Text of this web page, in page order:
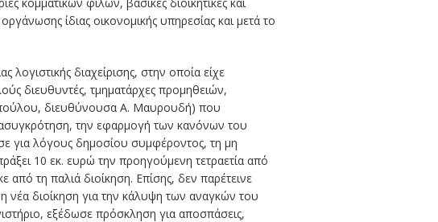
ίδιας οικονομικής υπηρεσίας και μετά το
λογιστικής διαχείρισης, στην οποία είχε
διευθυντές, τμηματάρχες προμηθειών,
διευθύνουσα Α. Μαυρουδή) που
την εφαρμογή των κανόνων του
για λόγους δημοσίου συμφέροντος, τη μη
10 εκ. ευρώ την προηγούμενη τετραετία από
τη παλιά διοίκηση. Επίσης, δεν παρέτεινε
νέα διοίκηση για την κάλυψη των αναγκών του
εξέδωσε πρόσκληση για αποσπάσεις,